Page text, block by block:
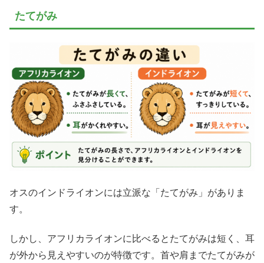
たてがみ
オスのインドライオンには立派な「たてがみ」がありま
す。
しかし、アフリカライオンに比べるとたてがみは短く、耳
が外から見えやすいのが特徴です。首や肩までたてがみが